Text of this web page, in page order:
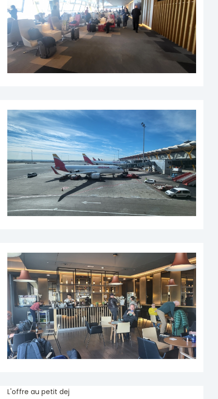
L'offre au petit dej